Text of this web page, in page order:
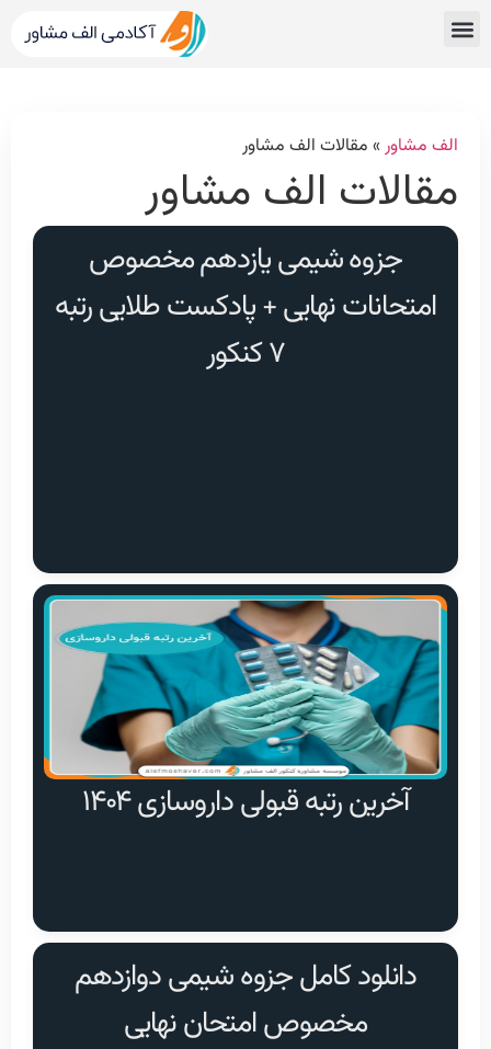
الف مشاور » مقالات الف مشاور
مقالات الف مشاور
جزوه شیمی یازدهم مخصوص
امتحانات نهایی + پادکست طلایی رتبه
۷ کنکور
آخرین رتبه قبولی داروسازی ۱۴۰۴
دانلود کامل جزوه شیمی دوازدهم
مخصوص امتحان نهایی